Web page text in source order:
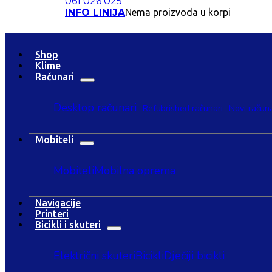
INFO LINIJANema proizvoda u korpi
Shop
Klime
Računari
Desktop računari Refubrished računari Novi
Mobiteli
MobiteliMobilna oprema
Navigacije
Printeri
Bicikli i skuteri
Električni skuteriBicikliDječiji bicikli